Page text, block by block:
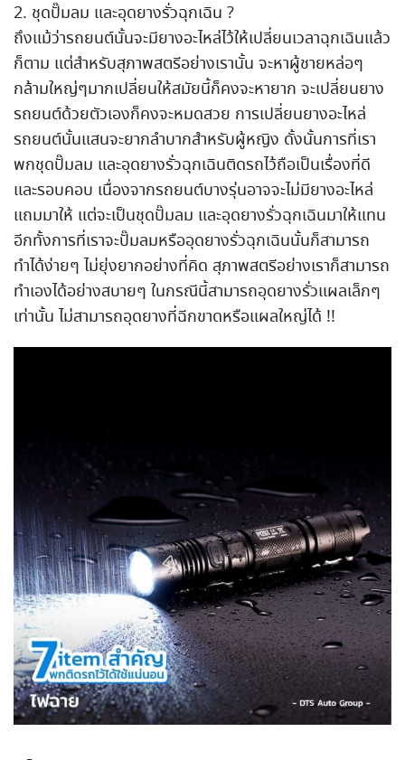
2. ชุดปั๊มลม และอุดยางรั่วฉุกเฉิน ?
ถึงแม้ว่ารถยนต์นั้นจะมียางอะไหล่ไว้ให้เปลี่ยนเวลาฉุกเฉินแล้ว
ก็ตาม แต่สำหรับสุภาพสตรีอย่างเรานั้น จะหาผู้ชายหล่อๆ
กล้ามใหญ่ๆมากเปลี่ยนให้สมัยนี้ก็คงจะหายาก จะเปลี่ยนยาง
รถยนต์ด้วยตัวเองก็คงจะหมดสวย การเปลี่ยนยางอะไหล่
รถยนต์นั้นแสนจะยากลำบากสำหรับผู้หญิง ดั้งนั้นการที่เรา
พกชุดปั๊มลม และอุดยางรั่วฉุกเฉินติดรถไว้ถือเป็นเรื่องที่ดี
และรอบคอบ เนื่องจากรถยนต์บางรุ่นอาจจะไม่มียางอะไหล่
แถมมาให้ แต่จะเป็นชุดปั๊มลม และอุดยางรั่วฉุกเฉินมาให้แทน
อีกทั้งการที่เราจะปั๊มลมหรืออุดยางรั่วฉุกเฉินนั้นก็สามารถ
ทำได้ง่ายๆ ไม่ยุ่งยากอย่างที่คิด สุภาพสตรีอย่างเราก็สามารถ
ทำเองได้อย่างสบายๆ ในกรณีนี้สามารถอุดยางรั่วแผลเล็กๆ
เท่านั้น ไม่สามารถอุดยางที่ฉีกขาดหรือแผลใหญ่ได้ !!